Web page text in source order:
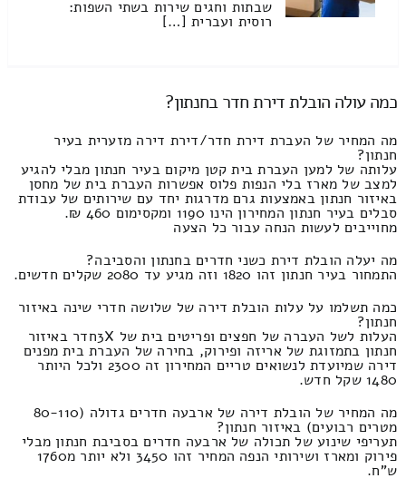
שבתות וחגים שירות בשתי השפות:
רוסית ועברית […]
כמה עולה הובלת דירת חדר בחנתון?
מה המחיר של העברת דירת חדר/דירת דירה מזערית בעיר
חנתון?
עלותה של למען העברת בית קטן מיקום בעיר חנתון מבלי להגיע
למצב של מארז בלי הנפות פלוס אפשרות העברת בית של מחסן
באיזור חנתון באמצעות גרם מדרגות יחד עם שירותים של עבודת
סבלים בעיר חנתון המחירון הינו 1190 ומקסימום 460 ₪.
מחוייבים לעשות הנחה עבור כל הצעה
מה יעלה הובלת דירת כשני חדרים בחנתון והסביבה?
התמחור בעיר חנתון זהו 1820 וזה מגיע עד 2080 שקלים חדשים.
כמה תשלמו על עלות הובלת דירה של שלושה חדרי שינה באיזור
חנתון?
העלות לשל העברה של חפצים ופריטים בית של 3Xחדר באיזור
חנתון בתמזוגת של אריזה ופירוק, בחירה של העברת בית מפנים
דירה שמיועדת לנשואים טריים המחירון זה 2300 ולכל היותר
1480 שקל חדש.
מה המחיר של הובלת דירה של ארבעה חדרים גדולה (80-110
מטרים רבועים) באיזור חנתון?
תעריפי שינוע של תכולה של ארבעה חדרים בסביבת חנתון מבלי
פירוק ומארז ושירותי הנפה המחיר זהו 3450 ולא יותר מ1760
ש"ח.